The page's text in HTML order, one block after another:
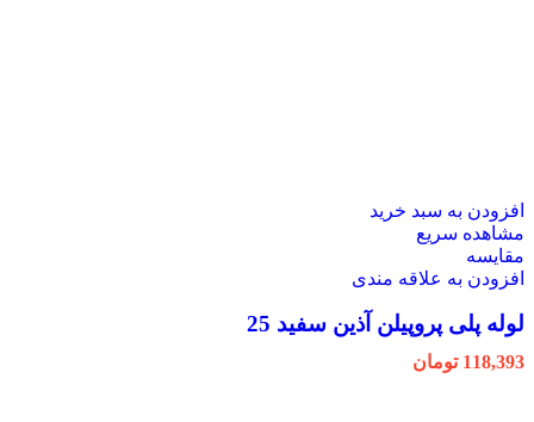
افزودن به سبد خرید
مشاهده سریع
مقایسه
افزودن به علاقه مندی
لوله پلی پروپیلن آذین سفید 25
118,393 تومان